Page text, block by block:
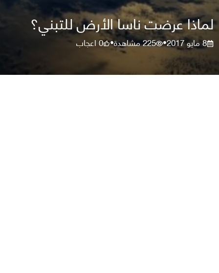
لماذا عرضت ناسا الأرض للتبني؟
8 مايو 2017 •
225مشاهدة•
0اعجاب